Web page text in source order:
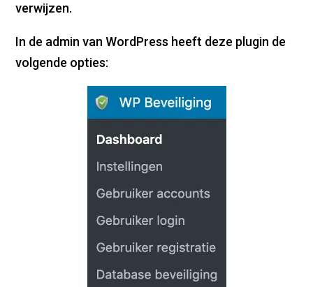
verwijzen.
In de admin van WordPress heeft deze plugin de
volgende opties: